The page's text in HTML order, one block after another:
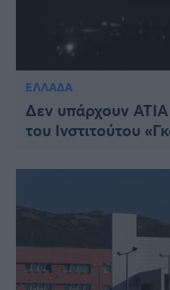
ΕΛΛΑΔΑ
Δεν υπάρχουν
του Ινστιτούτου